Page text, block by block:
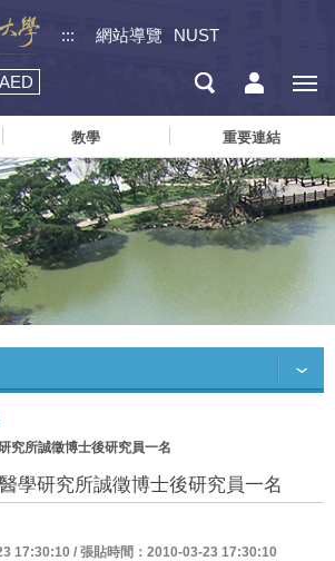
::: 網站導覽 NUST
AED
教學 重要連結
究所誠徵博士後研究員一名
學研究所誠徵博士後研究員一名
17:30:10 / 張貼時間：2010-03-23 17:30:10